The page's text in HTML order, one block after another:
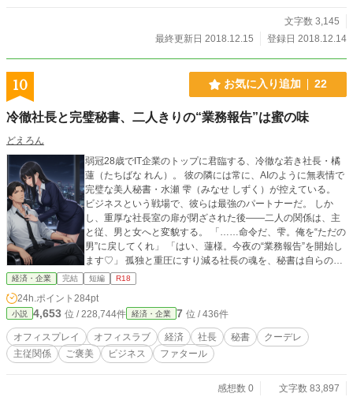
文字数 3,145
最終更新日 2018.12.15
登録日 2018.12.14
10 お気に入り追加 22
冷徹社長と完璧秘書、二人きりの“業務報告”は蜜の味
どえろん
弱冠28歳でIT企業のトップに君臨する、冷徹な若き社長・橘
蓮（たちばな れん）。 彼の隣には常に、AIのように無表情で
完璧な美人秘書・水瀬 雫（みなせ しずく）が控えている。
ビジネスという戦場で、彼らは最強のパートナーだ。 しか
し、重厚な社長室の扉が閉ざされた後――二人の関係は、主
と従、男と女へと変貌する。 「……命令だ、雫。俺を“ただの
男”に戻してくれ」 「はい、蓮様。今夜の“業務報告”を開始し
ます♡」 孤独と重圧にすり減る社長の魂を、秘書は自らの身
体と愛で満たしていく。 M&A（経営統合）の成功を祝うの
は、シャンパンではなく、デスクの上で交わされる濃密な“契
約”。 これは、ただのエロティックなオフィスラブではない。
社会という鎧を脱ぎ捨て、互いの弱さを曝け出し、魂で求め
合う二人の、甘く切ない物語。 今夜もまた、社長室には秘密
の喘ぎ声が響き渡る――。
経済・企業 完結 短編 R18
24h.ポイント 284pt
小説 4,653 位 / 228,744件 経済・企業 7 位 / 436件
オフィスプレイ オフィスラブ 経済 社長 秘書
クーデレ
主従関係
ご褒美 ビジネス ファタール
感想数 0
文字数 83,897